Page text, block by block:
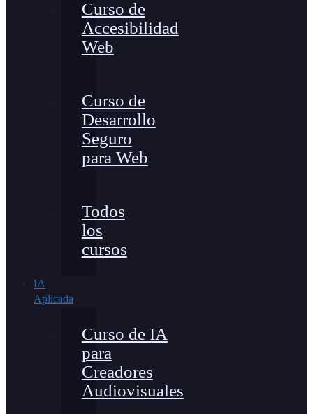
Curso de
Accesibilidad
Web
Curso de
Desarrollo
Seguro
para Web
Todos
los
cursos
IA
Aplicada
Curso de IA
para
Creadores
Audiovisuales